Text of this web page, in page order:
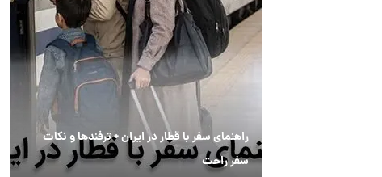
راهنمای سفر با قطار در ایران + ترفندها و نکات
سفر راحت